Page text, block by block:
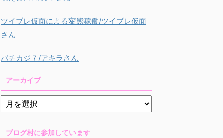
ツイブレ仮面による変態稼働/ツイブレ仮面
さん
パチカジ７/アキラさん
アーカイブ
ブログ村に参加しています